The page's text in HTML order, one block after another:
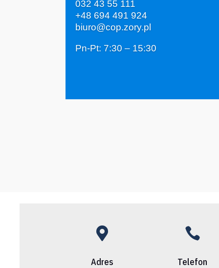
032 43 55 111
+48 694 491 924
biuro@cop.zory.pl
Pn-Pt: 7:30 – 15:30

Adres

Telefon